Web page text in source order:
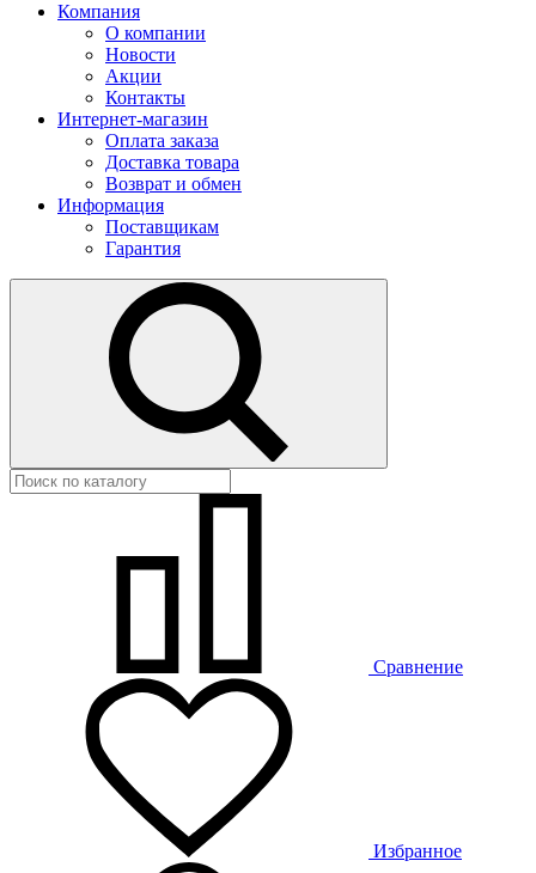
Компания
О компании
Новости
Акции
Контакты
Интернет-магазин
Оплата заказа
Доставка товара
Возврат и обмен
Информация
Поставщикам
Гарантия
Сравнение
Избранное